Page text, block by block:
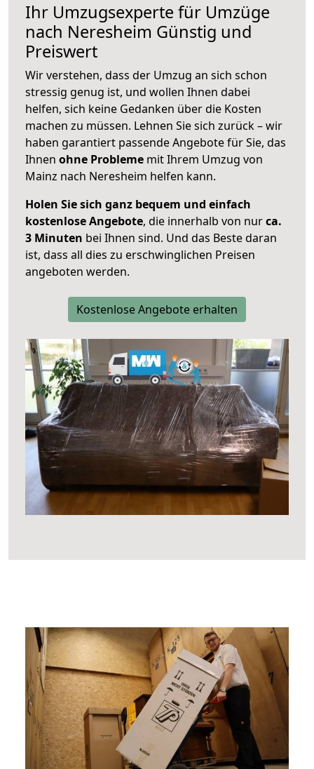
Ihr Umzugsexperte für Umzüge
nach Neresheim Günstig und
Preiswert
Wir verstehen, dass der Umzug an sich schon
stressig genug ist, und wollen Ihnen dabei
helfen, sich keine Gedanken über die Kosten
machen zu müssen. Lehnen Sie sich zurück – wir
haben garantiert passende Angebote für Sie, das
Ihnen ohne Probleme mit Ihrem Umzug von
Mainz nach Neresheim helfen kann.
Holen Sie sich ganz bequem und einfach
kostenlose Angebote, die innerhalb von nurca.
3 Minuten bei Ihnen sind. Und das Beste daran
ist, dass all dies zu erschwinglichen Preisen
angeboten werden.
Kostenlose Angebote erhalten